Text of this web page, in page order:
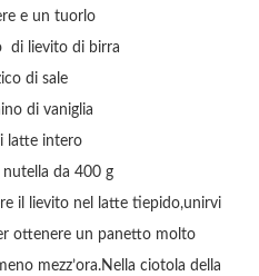
e un tuorlo
di lievito di birra
di sale
di vaniglia
latte intero
da 400 g
il lievito nel latte tiepido,unirvi
ottenere un panetto molto
mezz’ora.Nella ciotola della